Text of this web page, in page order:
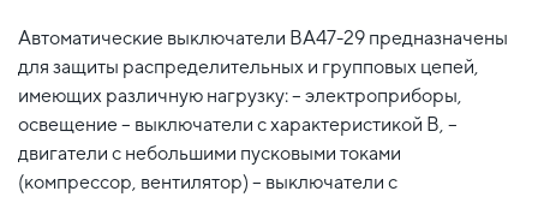
Автоматические выключатели ВА47-29 предназначены
для защиты распределительных и групповых цепей,
имеющих различную нагрузку: – электроприборы,
освещение – выключатели с характеристикой В, –
двигатели с небольшими пусковыми токами
(компрессор, вентилятор) – выключатели с